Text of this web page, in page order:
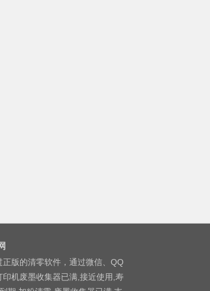
版的清零软件，通过微信、QQ
机废墨收集器已满,接近使用,寿